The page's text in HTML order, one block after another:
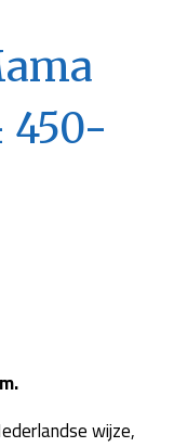
450-
wijze,